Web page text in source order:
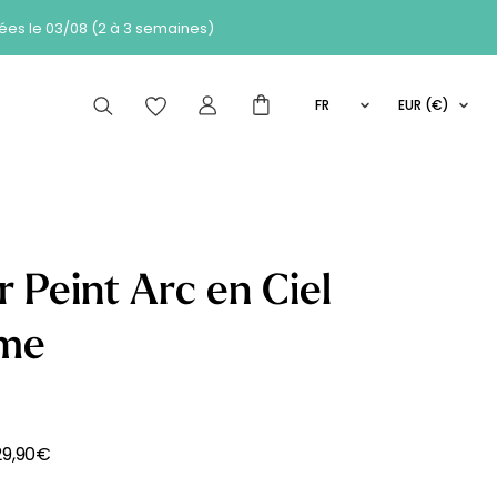
commandes passées le 03/08 (2 à 3 semaines)
de
FR
EUR (€)
Peint Arc en Ciel
€